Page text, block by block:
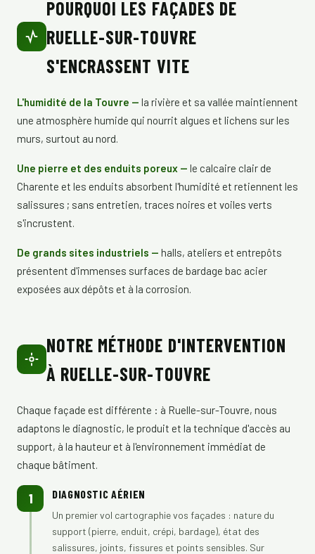
POURQUOI LES FAÇADES DE
RUELLE-SUR-TOUVRE
S'ENCRASSENT VITE
L'humidité de la Touvre — la rivière et sa vallée maintiennent
une atmosphère humide qui nourrit algues et lichens sur les
murs, surtout au nord.
Une pierre et des enduits poreux — le calcaire clair de
Charente et les enduits absorbent l'humidité et retiennent les
salissures ; sans entretien, traces noires et voiles verts
s'incrustent.
De grands sites industriels — halls, ateliers et entrepôts
présentent d'immenses surfaces de bardage bac acier
exposées aux dépôts et à la corrosion.
NOTRE MÉTHODE D'INTERVENTION
À RUELLE-SUR-TOUVRE
Chaque façade est différente : à Ruelle-sur-Touvre, nous
adaptons le diagnostic, le produit et la technique d'accès au
support, à la hauteur et à l'environnement immédiat de
chaque bâtiment.
1 DIAGNOSTIC AÉRIEN
Un premier vol cartographie vos façades : nature du
support (pierre, enduit, crépi, bardage), état des
salissures, joints, fissures et points sensibles. Sur